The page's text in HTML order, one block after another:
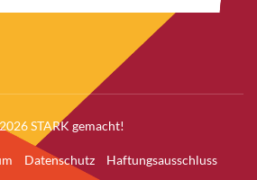
STARK gemacht!
Datenschutz Haftungsausschluss